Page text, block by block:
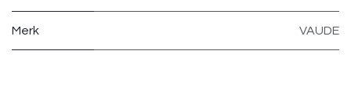
Merk VAUDE